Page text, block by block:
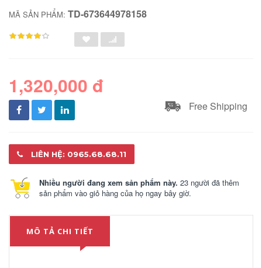
MÃ SẢN PHẨM: TD-673644978158
1,320,000 đ
Free Shipping
LIÊN HỆ: 0965.68.68.11
Nhiều người đang xem sản phẩm này. 23 người đã thêm
sản phẩm vào giỏ hàng của họ ngay bây giờ.
MÔ TẢ CHI TIẾT